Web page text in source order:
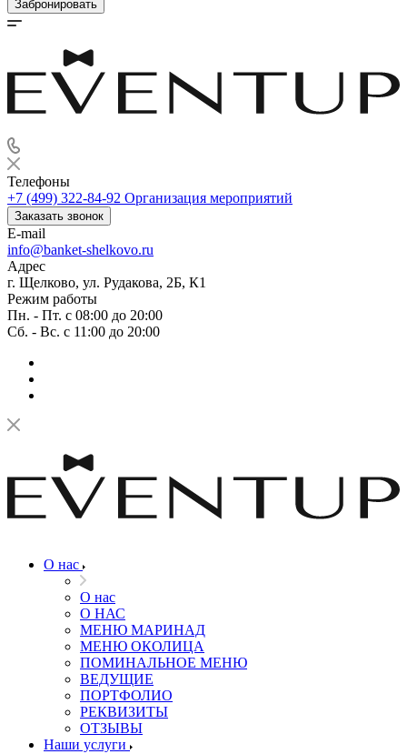
Забронировать
Телефоны
+7 (499) 322-84-92 Организация мероприятий
Заказать звонок
E-mail
info@banket-shelkovo.ru
Адрес
г. Щелково, ул. Рудакова, 2Б, К1
Режим работы
Пн. - Пт. с 08:00 до 20:00
Сб. - Вс. с 11:00 до 20:00
О нас
О нас
О НАС
МЕНЮ МАРИНАД
МЕНЮ ОКОЛИЦА
ПОМИНАЛЬНОЕ МЕНЮ
ВЕДУЩИЕ
ПОРТФОЛИО
РЕКВИЗИТЫ
ОТЗЫВЫ
Наши услуги